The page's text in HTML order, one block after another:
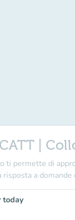
|
ti permette di
risposta a domande
today